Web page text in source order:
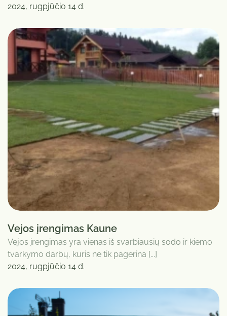
2024, rugpjūčio 14 d.
Vejos įrengimas Kaune
Vejos įrengimas yra vienas iš svarbiausių sodo ir kiemo
tvarkymo darbų, kuris ne tik pagerina [...]
2024, rugpjūčio 14 d.